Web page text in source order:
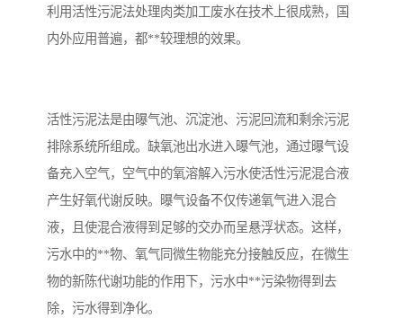
利用活性污泥法处理肉类加工废水在技术上很成熟，国
内外应用普遍，都**较理想的效果。
活性污泥法是由曝气池、沉淀池、污泥回流和剩余污泥
排除系统所组成。缺氧池出水进入曝气池，通过曝气设
备充入空气，空气中的氧溶解入污水使活性污泥混合液
产生好氧代谢反映。曝气设备不仅传递氧气进入混合
液，且使混合液得到足够的交办而呈悬浮状态。这样，
污水中的**物、氧气同微生物能充分接触反应，在微生
物的新陈代谢功能的作用下，污水中**污染物得到去
除，污水得到净化。
接触式一体化污水处理设 化粪池一体化污水处理设
净水设备反渗透 奶制品加工污水处理设备
喷漆污水处理设备 污水处理设备设备生产厂
家
屠宰场一体化污水处设备
生产厂家
餐厨垃圾污水处理设备
洗车污水处理设备 变电站污水处理设备
熟食厂污水处理设备